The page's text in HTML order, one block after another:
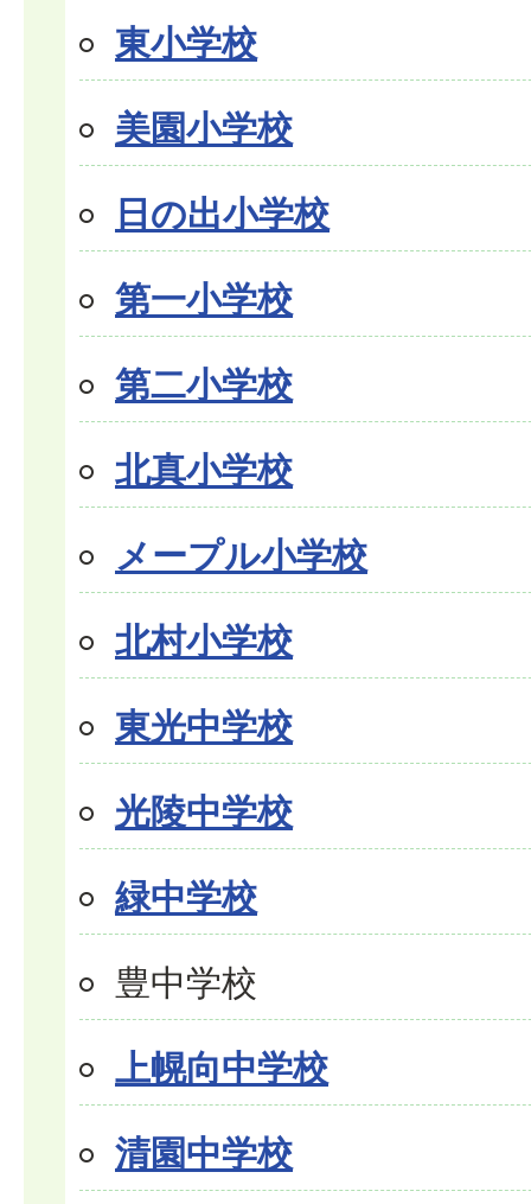
東小学校
美園小学校
日の出小学校
第一小学校
第二小学校
北真小学校
メープル小学校
北村小学校
東光中学校
光陵中学校
緑中学校
豊中学校
上幌向中学校
清園中学校